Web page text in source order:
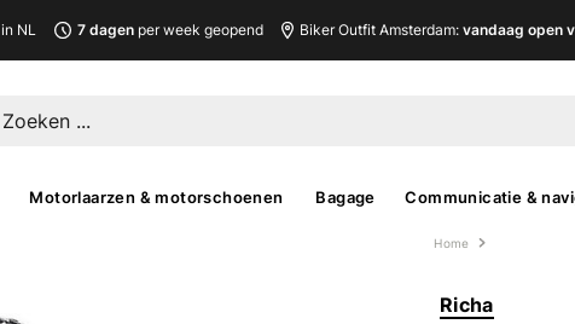
in NL 7 dagen per week geopend Biker Outfit Amsterdam:vandaag open
Motorlaarzen & motorschoenen Bagage Communicatie &
Home
Richa